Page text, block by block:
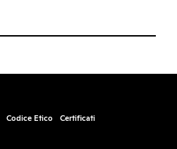
Codice Etico Certificati